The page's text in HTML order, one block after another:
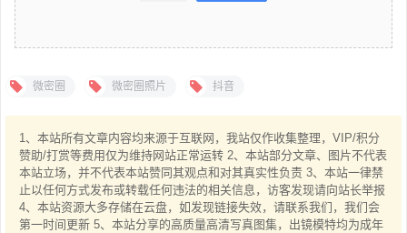
微密圈 微密圈照片 抖音
1、本站所有文章内容均来源于互联网，我站仅作收集整理，VIP/积分
赞助/打赏等费用仅为维持网站正常运转 2、本站部分文章、图片不代表
本站立场，并不代表本站赞同其观点和对其真实性负责 3、本站一律禁
止以任何方式发布或转载任何违法的相关信息，访客发现请向站长举报
4、本站资源大多存储在云盘，如发现链接失效，请联系我们，我们会
第一时间更新 5、本站分享的高质量高清写真图集，出镜模特均为成年